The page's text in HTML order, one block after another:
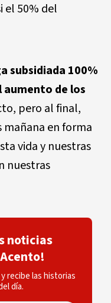
el 50% del
subsidiada 100%
de los
pero al final,
mañana en forma
vida y nuestras
nuestras
noticias
recibe las historias
día.